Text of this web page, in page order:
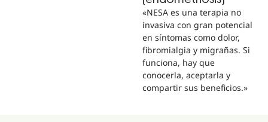
«NESA es una terapia no
invasiva con gran potencial
en síntomas como dolor,
fibromialgia y migrañas. Si
funciona, hay que
conocerla, aceptarla y
compartir sus beneficios.»